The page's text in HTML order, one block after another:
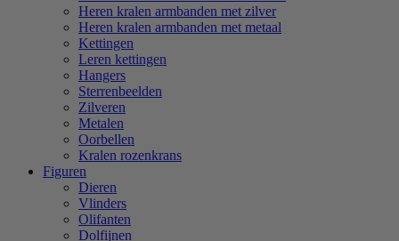
Heren kralen armbanden met zilver
Heren kralen armbanden met metaal
Kettingen
Leren kettingen
Hangers
Sterrenbeelden
Zilveren
Metalen
Oorbellen
Kralen rozenkrans
Figuren
Dieren
Vlinders
Olifanten
Dolfijnen